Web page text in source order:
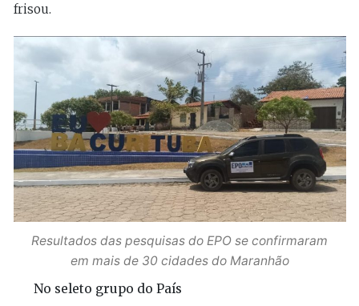
frisou.
Resultados das pesquisas do EPO se confirmaram
em mais de 30 cidades do Maranhão
No seleto grupo do País